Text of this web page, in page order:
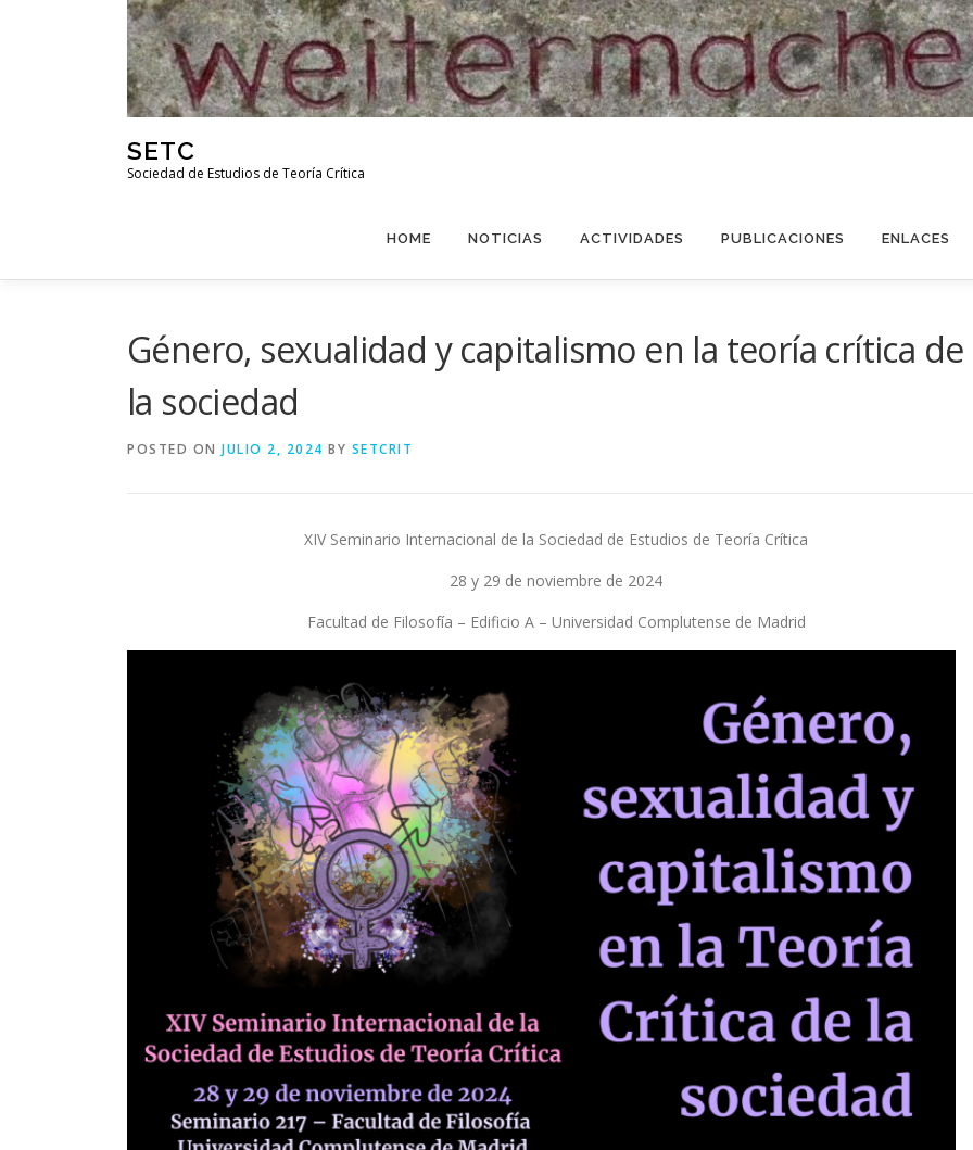
SETC
Sociedad de Estudios de Teoría Crítica
HOME NOTICIAS ACTIVIDADES PUBLICACIONES ENLACES
Género, sexualidad y capitalismo en la teoría crítica de
la sociedad
POSTED ON JULIO 2, 2024 BY SETCRIT
XIV Seminario Internacional de la Sociedad de Estudios de Teoría Crítica
28 y 29 de noviembre de 2024
Facultad de Filosofía – Edificio A – Universidad Complutense de Madrid